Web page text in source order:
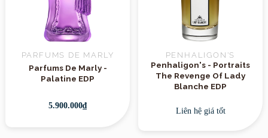
PARFUMS DE MARLY
Parfums De Marly -
Palatine EDP
5.900.000₫
PENHALIGON'S
Penhaligon's - Portraits
The Revenge Of Lady
Blanche EDP
Liên hệ giá tốt